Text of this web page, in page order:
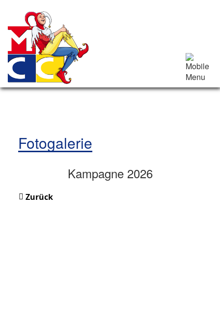
Fotogalerie
Kampagne 2026
Zurück